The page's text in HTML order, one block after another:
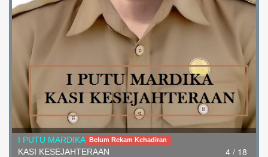
4 / 18
I PUTU MARDIKA Belum Rekam Kehadiran
KASI KESEJAHTERAAN